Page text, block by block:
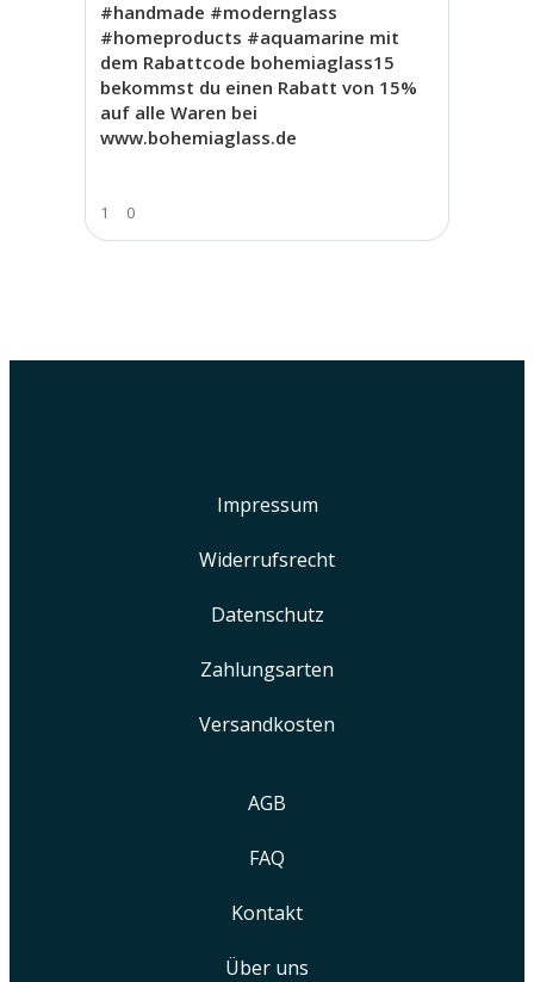
#handmade #modernglass
#homeproducts #aquamarine mit
dem Rabattcode bohemiaglass15
bekommst du einen Rabatt von 15%
auf alle Waren bei
www.bohemiaglass.de
1 0
Impressum
Widerrufsrecht
Datenschutz
Zahlungsarten
Versandkosten
AGB
FAQ
Kontakt
Über uns